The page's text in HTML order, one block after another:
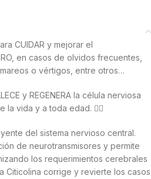
CUIDAR y mejorar el
en casos de olvidos frecuentes,
o vértigos, entre otros…
y REGENERA la célula nerviosa
la vida y a toda edad. 👨‍⚕️
del sistema nervioso central.
de neurotransmisores y permite
los requerimientos cerebrales
Citicolina corrige y revierte los casos